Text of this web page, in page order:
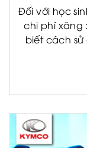
Đối với học
chi phí xăng
biết cách
chi phí cho